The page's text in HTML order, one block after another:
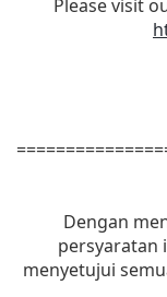
Please visit
Dengan
persyaratan
menyetujui